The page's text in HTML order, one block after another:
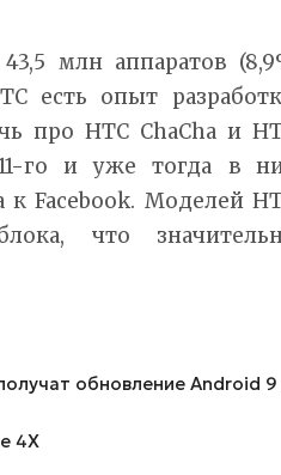
млн аппаратов
есть опыт
про HTC ChaCha и
го и уже тогда в
к Facebook. Моделей
что
обновление Android 9
4X